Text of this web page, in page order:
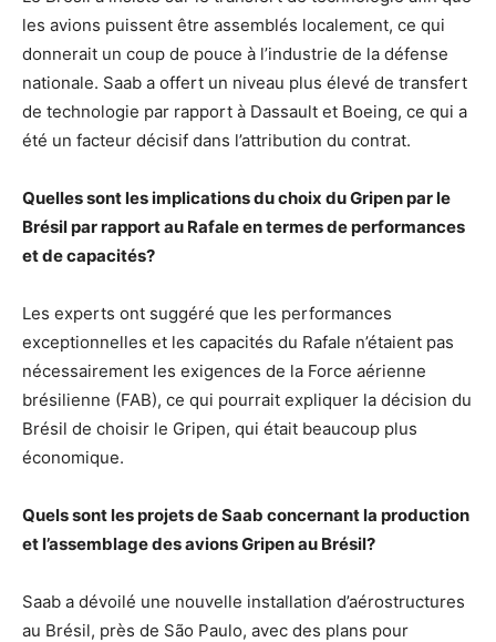
les avions puissent être assemblés localement, ce qui
donnerait un coup de pouce à l’industrie de la défense
nationale. Saab a offert un niveau plus élevé de transfert
de technologie par rapport à Dassault et Boeing, ce qui a
été un facteur décisif dans l’attribution du contrat.
Quelles sont les implications du choix du Gripen par le
Brésil par rapport au Rafale en termes de performances
et de capacités?
Les experts ont suggéré que les performances
exceptionnelles et les capacités du Rafale n’étaient pas
nécessairement les exigences de la Force aérienne
brésilienne (FAB), ce qui pourrait expliquer la décision du
Brésil de choisir le Gripen, qui était beaucoup plus
économique.
Quels sont les projets de Saab concernant la production
et l’assemblage des avions Gripen au Brésil?
Saab a dévoilé une nouvelle installation d’aérostructures
au Brésil, près de São Paulo, avec des plans pour